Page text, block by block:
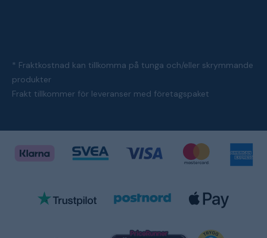
* Fraktkostnad kan tillkomma på tunga och/eller skrymmande
produkter
Frakt tillkommer för leveranser med företagspaket